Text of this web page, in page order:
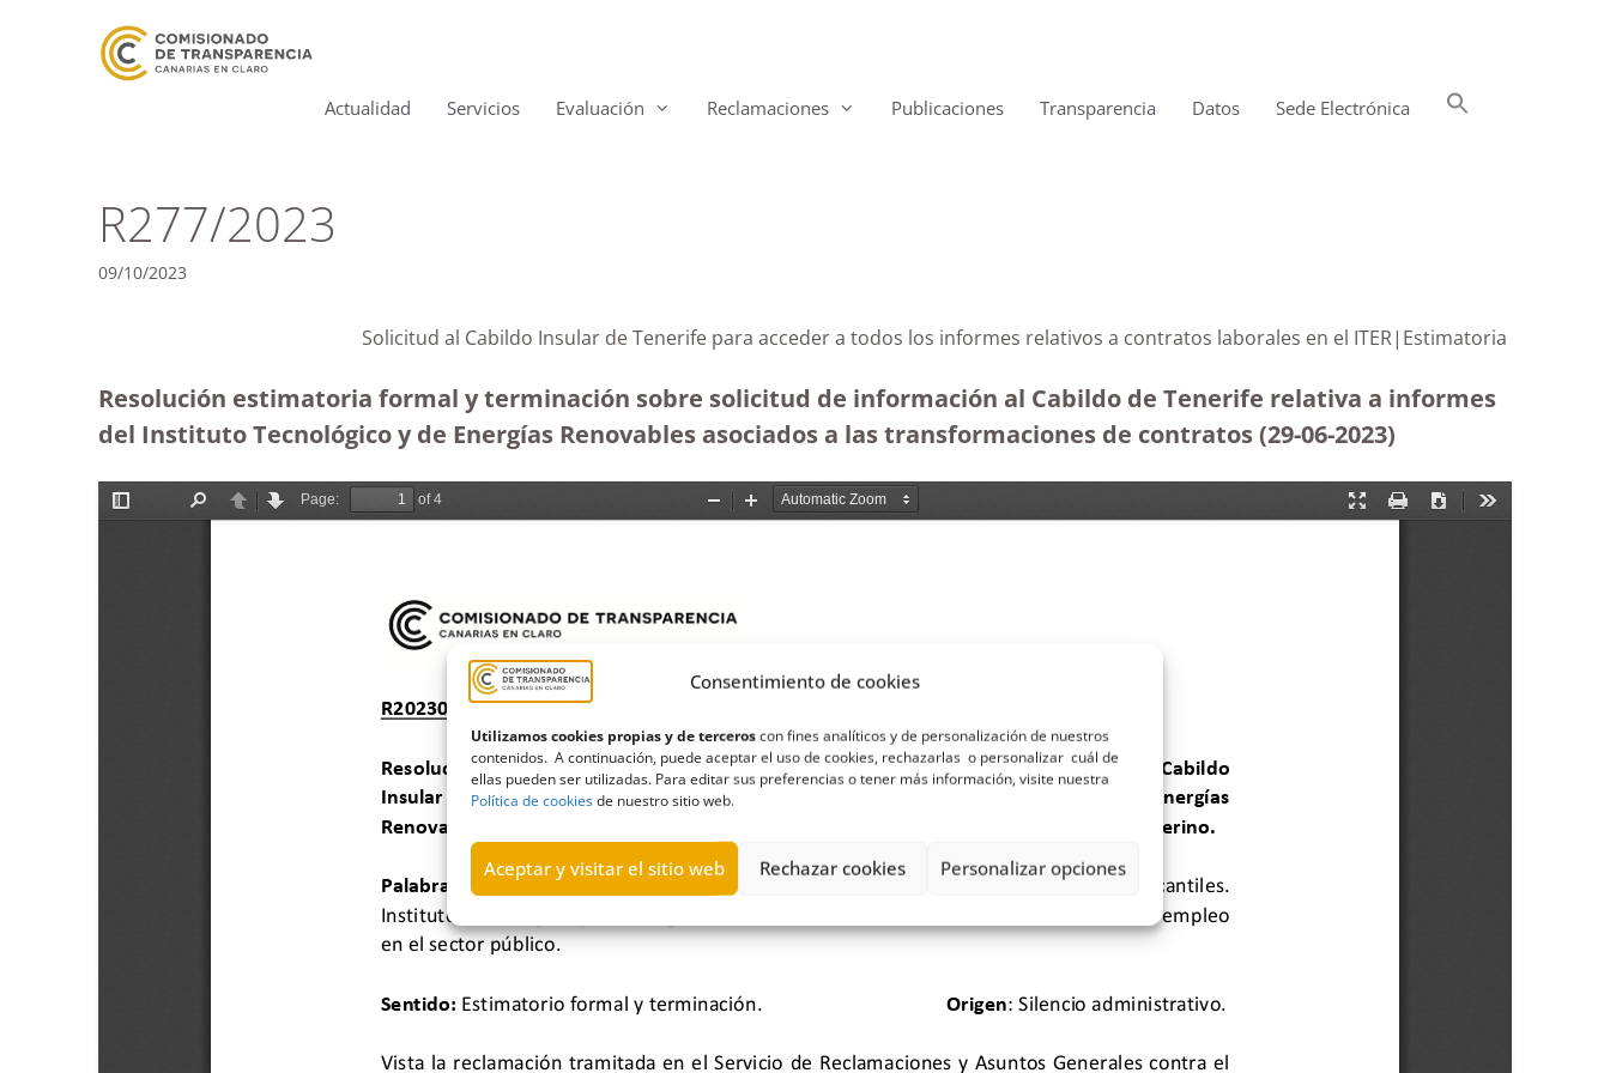
Consentimiento de cookies
Utilizamos cookies propias y de terceroscon fines analíticos y de personalización de nuestros
contenidos. A continuación, puede aceptar el uso de cookies, rechazarlas o personalizar cuál de
ellas pueden ser utilizadas. Para editar sus preferencias o tener más información, visite nuestra
Política de cookiesde nuestro sitio web.
Aceptar y visitar el sitio web Rechazar cookies Personalizar opciones
Actualidad Servicios Evaluación Reclamaciones Publicaciones Transparencia Datos Sede Electrónica
R277/2023
09/10/2023
Solicitud al Cabildo Insular de Tenerife para acceder a todos los informes relativos a contratos laborales en el ITER|Estimatoria
Resolución estimatoria formal y terminación sobre solicitud de información al Cabildo de Tenerife relativa a informes
del Instituto Tecnológico y de Energías Renovables asociados a las transformaciones de contratos (29-06-2023)